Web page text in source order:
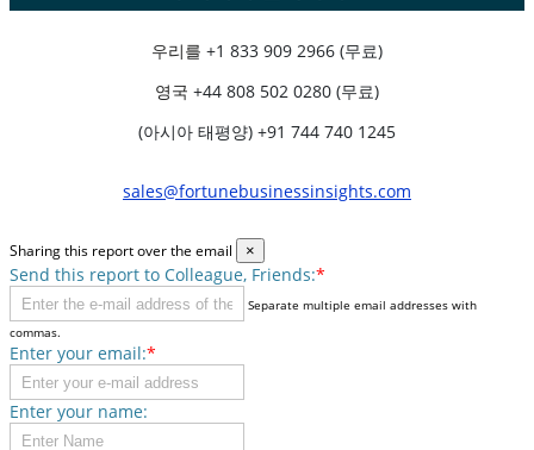
우리를 +1 833 909 2966 (무료)
영국 +44 808 502 0280 (무료)
(아시아 태평양) +91 744 740 1245
sales@fortunebusinessinsights.com
Sharing this report over the email ×
Send this report to Colleague, Friends:*
Separate multiple email addresses with
commas.
Enter your email:*
Enter your name: